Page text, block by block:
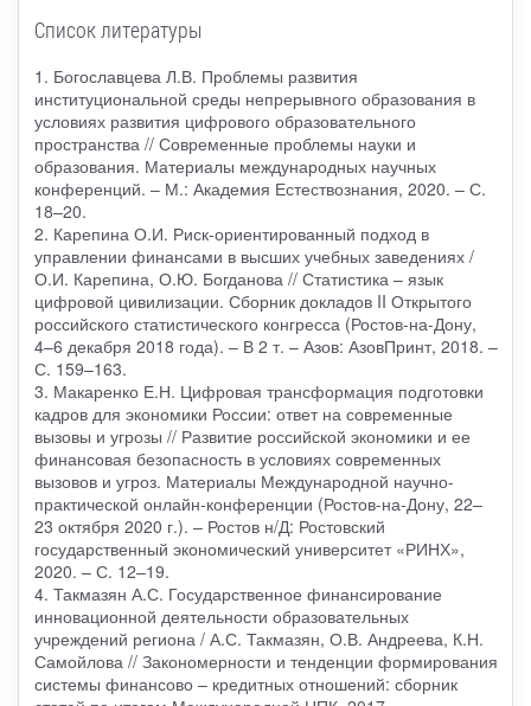
Список литературы
1. Богославцева Л.В. Проблемы развития
институциональной среды непрерывного образования в
условиях развития цифрового образовательного
пространства // Современные проблемы науки и
образования. Материалы международных научных
конференций. – М.: Академия Естествознания, 2020. – С.
18–20.
2. Карепина О.И. Риск-ориентированный подход в
управлении финансами в высших учебных заведениях /
О.И. Карепина, О.Ю. Богданова // Статистика – язык
цифровой цивилизации. Сборник докладов II Открытого
российского статистического конгресса (Ростов-на-Дону,
4–6 декабря 2018 года). – В 2 т. – Азов: АзовПринт, 2018. –
С. 159–163.
3. Макаренко Е.Н. Цифровая трансформация подготовки
кадров для экономики России: ответ на современные
вызовы и угрозы // Развитие российской экономики и ее
финансовая безопасность в условиях современных
вызовов и угроз. Материалы Международной научно-
практической онлайн-конференции (Ростов-на-Дону, 22–
23 октября 2020 г.). – Ростов н/Д: Ростовский
государственный экономический университет «РИНХ»,
2020. – С. 12–19.
4. Такмазян А.С. Государственное финансирование
инновационной деятельности образовательных
учреждений региона / А.С. Такмазян, О.В. Андреева, К.Н.
Самойлова // Закономерности и тенденции формирования
системы финансово – кредитных отношений: сборник